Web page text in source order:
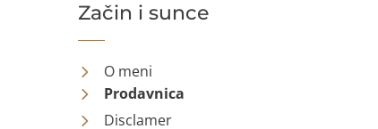
Začin i sunce
O meni
Prodavnica
Disclamer